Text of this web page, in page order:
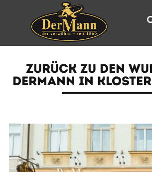
FILIALEN
BÄCKEREI
VORBESTELLUNG
NEWS
ZURÜCK ZU DEN
DERMANN IN